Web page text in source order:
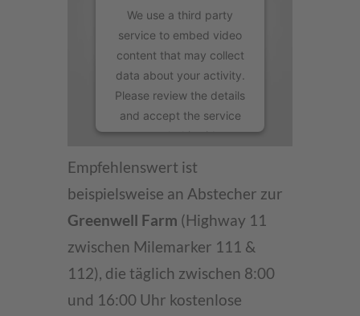
We use a third party
service to embed video
content that may collect
data about your activity.
Please review the details
and accept the service
to watch this video.
More Information
Accept
powered by
Management Platform
Empfehlenswert ist
beispielsweise an Abstecher zur
Greenwell Farm (Highway 11
zwischen Milemarker 111 &
112), die täglich zwischen 8:00
und 16:00 Uhr kostenlose